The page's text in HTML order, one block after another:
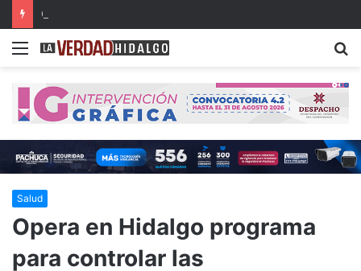
Menu
Salud
Opera en Hidalgo programa
para controlar las